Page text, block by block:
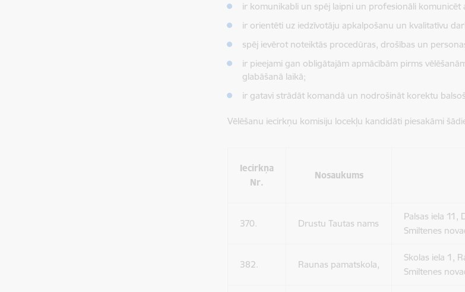
ir komunikabli un spēj laipni un profesionāli komunicēt
ir orientēti uz iedzīvotāju apkalpošanu un kvalitatīvu
spēj ievērot noteiktās procedūras, drošības un
ir pieejami gan obligātajām apmācībām pirms
glabāšanā laikā;
ir gatavi strādāt komandā un nodrošināt korektu
Vēlēšanu iecirkņu komisiju locekļu kandidāti piesakāmi
Iecirkņa
Nr.
Nosaukums
370. Drustu Tautas nams
Palsas iela 11,
Smiltenes
382. Raunas pamatskola,
Skolas iela 1,
Smiltenes